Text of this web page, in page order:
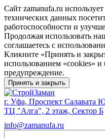
Сайт zamanufa.ru
технических данных
работоспособности и
Продолжая использовать
соглашаетесь с
Кликните «Принять и
использованием «cookies» и
предупреждение.
Принять и закрыть
г. Уфа, Проспект Салавата
ТЦ "Алга", 2 этаж, Сектор Б
info@zamanufa.ru